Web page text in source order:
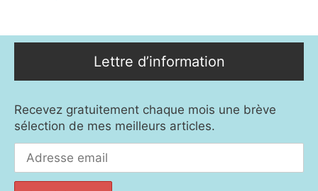
Lettre d’information
Recevez gratuitement chaque mois une brève
sélection de mes meilleurs articles.